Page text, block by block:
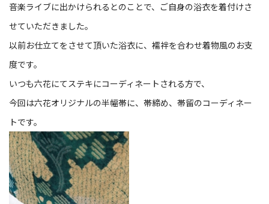
音楽ライブに出かけられるとのことで、ご自身の浴衣を着付けさ
せていただきました。
以前お仕立てをさせて頂いた浴衣に、襦袢を合わせ着物風のお支
度です。
いつも六花にてステキにコーディネートされる方で、
今回は六花オリジナルの半幅帯に、帯締め、帯留のコーディネー
トです。